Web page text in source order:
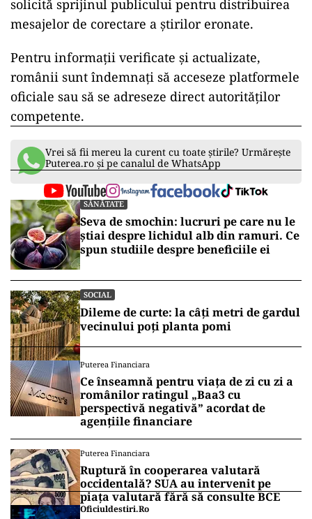
solicită sprijinul publicului pentru distribuirea
mesajelor de corectare a știrilor eronate.
Pentru informații verificate și actualizate,
românii sunt îndemnați să acceseze platformele
oficiale sau să se adreseze direct autorităților
competente.
Vrei să fii mereu la curent cu toate știrile? Urmărește
Puterea.ro și pe canalul de WhatsApp
SĂNĂTATE
Seva de smochin: lucruri pe care nu le
știai despre lichidul alb din ramuri. Ce
spun studiile despre beneficiile ei
SOCIAL
Dileme de curte: la câți metri de gardul
vecinului poți planta pomi
Puterea Financiara
Ce înseamnă pentru viața de zi cu zi a
românilor ratingul „Baa3 cu
perspectivă negativă” acordat de
agențiile financiare
Puterea Financiara
Ruptură în cooperarea valutară
occidentală? SUA au intervenit pe
piața valutară fără să consulte BCE
Oficiuldestiri.ro